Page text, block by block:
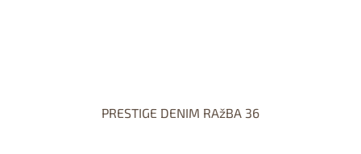
PRESTIGE DENIM RAžBA 36